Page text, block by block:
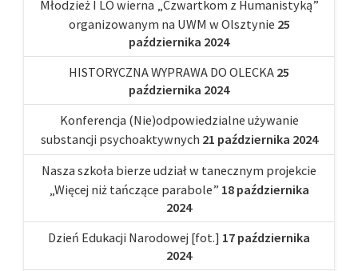
Młodzież I LO wierna „Czwartkom z Humanistyką”
organizowanym na UWM w Olsztynie 25
października 2024
HISTORYCZNA WYPRAWA DO OLECKA 25
października 2024
Konferencja (Nie)odpowiedzialne używanie
substancji psychoaktywnych 21 października 2024
Nasza szkoła bierze udział w tanecznym projekcie
„Więcej niż tańczące parabole” 18 października
2024
Dzień Edukacji Narodowej [fot.] 17 października
2024